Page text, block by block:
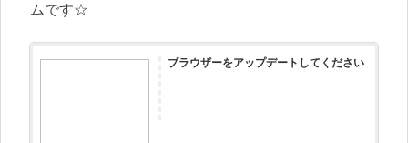
ムです☆
ブラウザーをアップデートしてください